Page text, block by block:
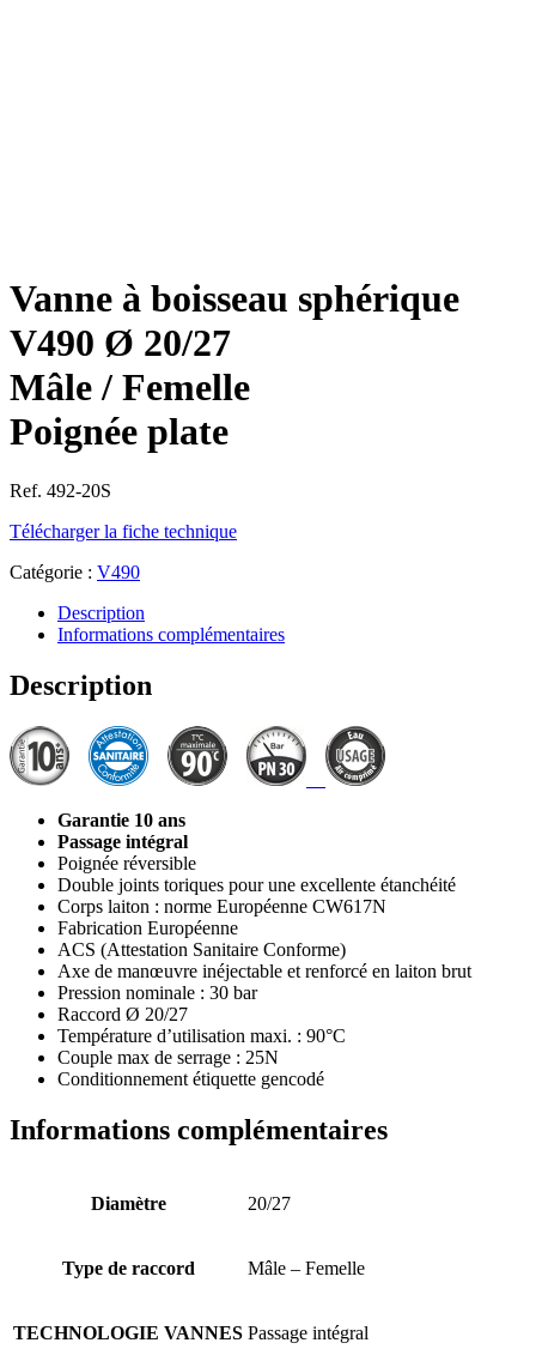
Vanne à boisseau sphérique
V490 Ø 20/27
Mâle / Femelle
Poignée plate
Ref. 492-20S
Télécharger la fiche technique
Catégorie : V490
Description
Informations complémentaires
Description
Garantie 10 ans
Passage intégral
Poignée réversible
Double joints toriques pour une excellente étanchéité
Corps laiton : norme Européenne CW617N
Fabrication Européenne
ACS (Attestation Sanitaire Conforme)
Axe de manœuvre inéjectable et renforcé en laiton brut
Pression nominale : 30 bar
Raccord Ø 20/27
Température d’utilisation maxi. : 90°C
Couple max de serrage : 25N
Conditionnement étiquette gencodé
Informations complémentaires
Diamètre 20/27
Type de raccord Mâle – Femelle
TECHNOLOGIE VANNES Passage intégral